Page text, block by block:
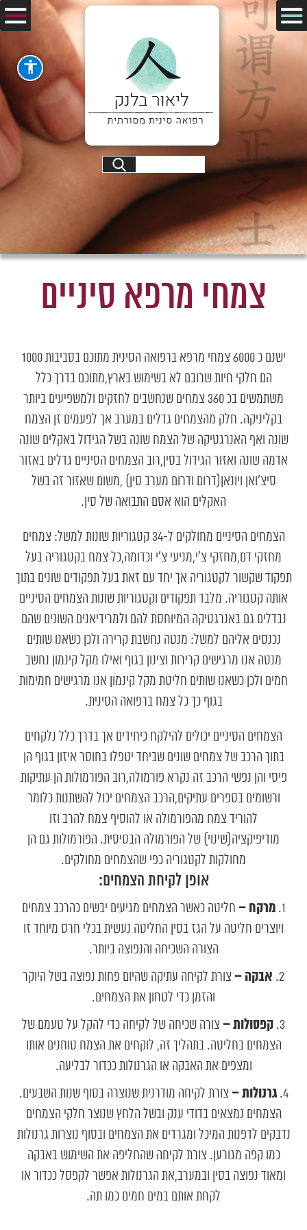
צמחי מרפא סיניים
ישנם כ 6000 צמחי מרפא ברפואה הסינית מתוכם בסביבות 1000
הם חלקי חיות שרובם לא בשימוש בארץ,מתוכם בדרך כלל
משתמשים בכ 360 צמחים שנחשבים לחזקים ולמשפיעים ביותר
בקליניקה. חלק מהצמחים גדלים במערב אך לפעמים זן הצמח
שונה ואף האנרגטיקה של הצמח שונה בשל הגידול באקלים שונה
אדמה שונה ואזור הגידול בסין,רוב הצמחים הסיניים גדלים באזור
סיצ'ואן ויונאן(דרום ודרום מערב סין) ,משום שאזור זה בשל
האקלים הוא אסם התבואה של סין.
הצמחים הסיניים מחולקים ל-34 קטגוריות שונות למשל: צמחים
מחזקי דם,מחזקי צ'י,מניעי צ'י וכדומה,כל צמח בקטגוריה בעל
תפקוד שקשור לקטגוריה אך יחד עם זאת בעל תפקודים שונים בתוך
אותה קטגוריה. מלבד תפקודים וקטגוריות שונות הצמחים הסיניים
נבדלים גם באנרגטיקה המיוחסת להם ולמרידיאנים השונים שהם
נכנסים אליהם למשל: מנטה נחשבת קרירה ולכן כשאנו שותים
מנטה אנו מרגישים קרירות וצינון בגוף ואילו מקל קינמון נחשב
חמים ולכן כשאנו שותים חליטת מקל קינמון אנו מרגישים חמימות
בגוף כך כל צמח ברפואה הסינית.
הצמחים הסיניים יכולים להילקח כיחידים אך בדרך כלל נלקחים
בתוך הרכב של צמחים שונים שביחד יטפלו בחוסר איזון בגוף הן
פיסי והן נפשי הרכב זה נקרא פורמולה,רוב הפורמולות הן עתיקות
ורשומים בספרים עתיקים,הרכב הצמחים יכול להשתנות כלומר
להוריד צמח מהפורמולה או להוסיף צמח להרב וזו
מודיפיקציה(שינוי) של הפורמולה הבסיסית. הפורמולות גם הן
מחולקות לקטגוריה כפי שהצמחים מחולקים.
אופן לקיחת הצמחים:
מרקח – חליטה כאשר הצמחים מגיעים יבשים כהרכב צמחים
ויוצרים חליטה על הגז בסין החליטה נעשית בכלי חרס מיוחד זו
הצורה השכיחה והנפוצה ביותר.
אבקה – צורת לקיחה עתיקה שהיום פחות נפוצה בשל היוקר
והזמן כדי לטחון את הצמחים.
קפסולות – צורה שכיחה של לקיחה כדי להקל על טעמם של
הצמחים בחליטה. בתהליך זה, לוקחים את הצמח טוחנים אותו
ומצפים את האבקה או הגרנולות ככדור לבליעה.
גרנולות – צורת לקיחה מודרנית שנוצרה בסוף שנות השבעים.
הצמחים נמצאים בדודי ענק ובשל הלחץ שנוצר חלקי הצמחים
נדבקים לדפנות המיכל ומגרדים את הצמחים ובסוף נוצרות גרנולות
כמו קפה מגורען. צורת לקיחה שהחליפה את השימוש באבקה
ומאוד נפוצה בסין ובמערב,את הגרנולות אפשר לקפסל ככדור או
לקחת אותם במים חמים כמו תה.